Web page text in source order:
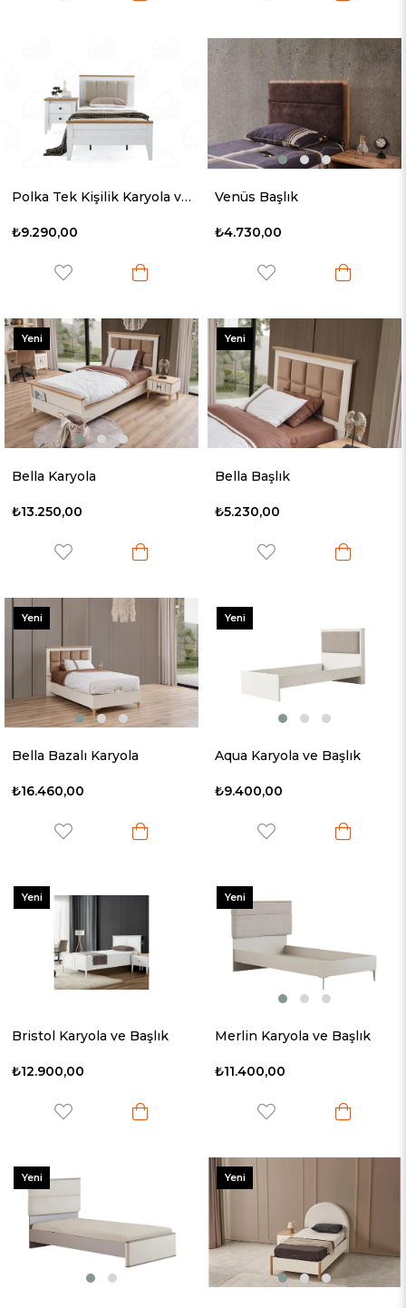
Polka Tek Kişilik Karyola ve Başlık
₺9.290,00
Venüs Başlık
₺4.730,00
Bella Karyola
₺13.250,00
Yeni
Ürün
Bella Başlık
₺5.230,00
Yeni
Ürün
Bella Bazalı Karyola
₺16.460,00
Yeni
Aqua Karyola ve Başlık
₺9.400,00
Yeni
Bristol Karyola ve Başlık
₺12.900,00
Yeni
Merlin Karyola ve Başlık
₺11.400,00
Yeni
Ürün
Yeni
Yeni